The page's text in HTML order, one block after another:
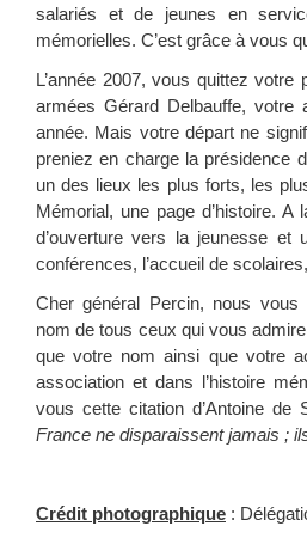
salariés et de jeunes en
mémorielles. C’est grâce à vous
L’année 2007, vous quittez
armées Gérard Delbauffe,
année. Mais votre départ ne
preniez en charge la présidence
un des lieux les plus forts, les
Mémorial, une page d’histoire.
d’ouverture vers la jeunesse
conférences, l’accueil de
Cher général Percin, nous vous
nom de tous ceux qui vous
que votre nom ainsi que votre
association et dans l’histoire
vous cette citation d’Antoine de
France ne disparaissent jamais ;
Crédit photographique :